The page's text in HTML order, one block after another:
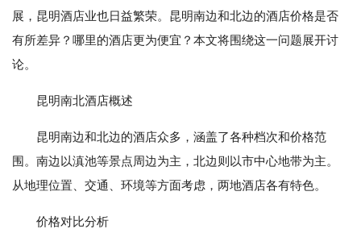
展，昆明酒店业也日益繁荣。昆明南边和北边的酒店价格是否
有所差异？哪里的酒店更为便宜？本文将围绕这一问题展开讨
论。
昆明南北酒店概述
昆明南边和北边的酒店众多，涵盖了各种档次和价格范
围。南边以滇池等景点周边为主，北边则以市中心地带为主。
从地理位置、交通、环境等方面考虑，两地酒店各有特色。
价格对比分析